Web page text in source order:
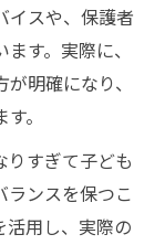
イスや、保護者
す。実際に、
明確になり、
。
りすぎて子ども
ランスを保つこ
活用し、実際の